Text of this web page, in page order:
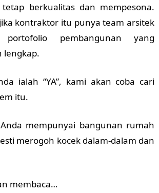
berkualitas dan mempesona.
kontraktor itu punya team arsitek
pembangunan yang
lengkap.
ialah “YA”, kami akan coba cari
itu.
mempunyai bangunan rumah
merogoh kocek dalam-dalam dan
membaca…